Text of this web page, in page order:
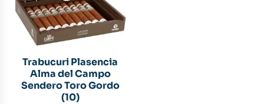
Trabucuri Plasencia
Alma del Campo
Sendero Toro Gordo
(10)